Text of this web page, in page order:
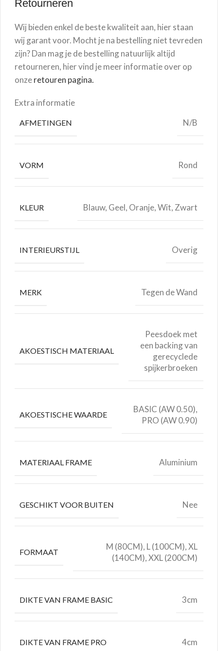
Retourneren
Wij bieden enkel de beste kwaliteit aan, hier staan
wij garant voor. Mocht je na bestelling niet tevreden
zijn? Dan mag je de bestelling natuurlijk altijd
retourneren, hier vind je meer informatie over op
onzeretouren pagina.
Extra informatie
AFMETINGEN N/B
VORM Rond
KLEUR Blauw, Geel, Oranje, Wit, Zwart
INTERIEURSTIJL Overig
MERK Tegen de Wand
AKOESTISCH MATERIAAL
Peesdoek met
een backing van
gerecyclede
spijkerbroeken
AKOESTISCHE WAARDE
BASIC (AW 0.50),
PRO (AW 0.90)
MATERIAAL FRAME Aluminium
GESCHIKT VOOR BUITEN Nee
FORMAAT
M (80CM), L (100CM), XL
(140CM), XXL (200CM)
DIKTE VAN FRAME BASIC 3cm
DIKTE VAN FRAME PRO 4cm